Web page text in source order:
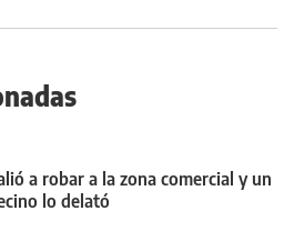
a robar a la zona comercial y un
lo delató